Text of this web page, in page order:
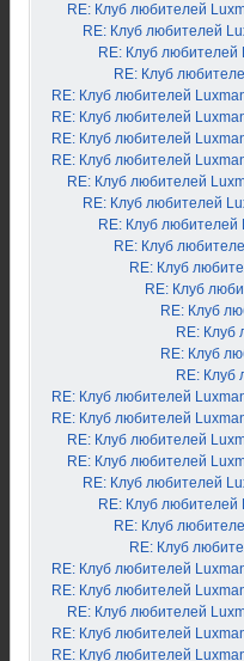
RE: Клуб любителей
RE: Клуб любителей
RE: Клуб любителей
RE: Клуб
RE: Клуб любителей
RE: Клуб любителей
RE: Клуб любителей
RE: Клуб любителей
RE: Клуб любителей
RE: Клуб любителей
RE: Клуб любителей
RE: Клуб
RE: Клуб
RE: Клуб
RE: Клуб
RE: Клуб
RE: Клуб
RE: Клуб
RE: Клуб любителей
RE: Клуб любителей
RE: Клуб любителей
RE: Клуб любителей
RE: Клуб любителей
RE: Клуб любителей
RE: Клуб
RE: Клуб
RE: Клуб любителей
RE: Клуб любителей
RE: Клуб любителей
RE: Клуб любителей
RE: Клуб любителей